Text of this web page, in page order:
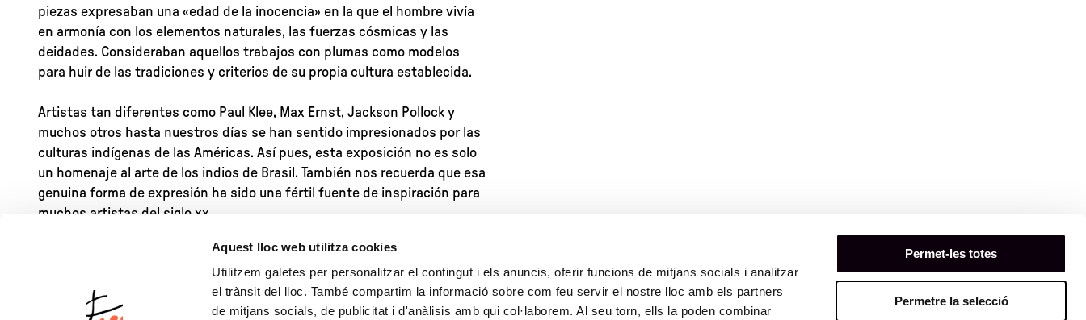
Aquest lloc web utilitza cookies
Utilitzem galetes per personalitzar el contingut i els anuncis, oferir funcions de mitjans socials i analitzar
el trànsit del lloc. També compartim la informació sobre com feu servir el nostre lloc amb els partners
de mitjans socials, de publicitat i d'anàlisis amb qui col·laborem. Al seu torn, ells la poden combinar
Permet-les totes
Permetre la selecció
piezas expresaban una «edad de la inocencia» en la que el hombre vivía
en armonía con los elementos naturales, las fuerzas cósmicas y las
deidades. Consideraban aquellos trabajos con plumas como modelos
para huir de las tradiciones y criterios de su propia cultura establecida.
Artistas tan diferentes como Paul Klee, Max Ernst, Jackson Pollock y
muchos otros hasta nuestros días se han sentido impresionados por las
culturas indígenas de las Américas. Así pues, esta exposición no es solo
un homenaje al arte de los indios de Brasil. También nos recuerda que esa
genuina forma de expresión ha sido una fértil fuente de inspiración para
muchos artistas del siglo xx.